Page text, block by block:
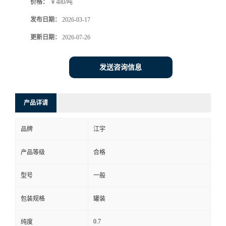
价格： ￥480/吨
发布日期： 2026-03-17
更新日期： 2026-07-26
发送咨询信息
产品详请
品牌 江宇
产品等级 合格
型号 一般
包装规格 罐装
纯度 0.7